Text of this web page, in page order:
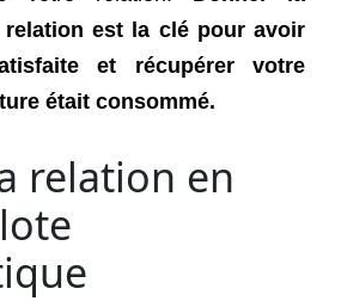
est la clé pour avoir
et récupérer votre
était consommé.
relation en